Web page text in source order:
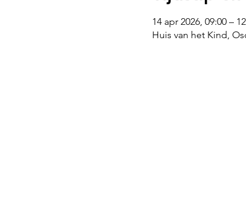
14 apr 2026, 09:00 –
Huis van het Kind,